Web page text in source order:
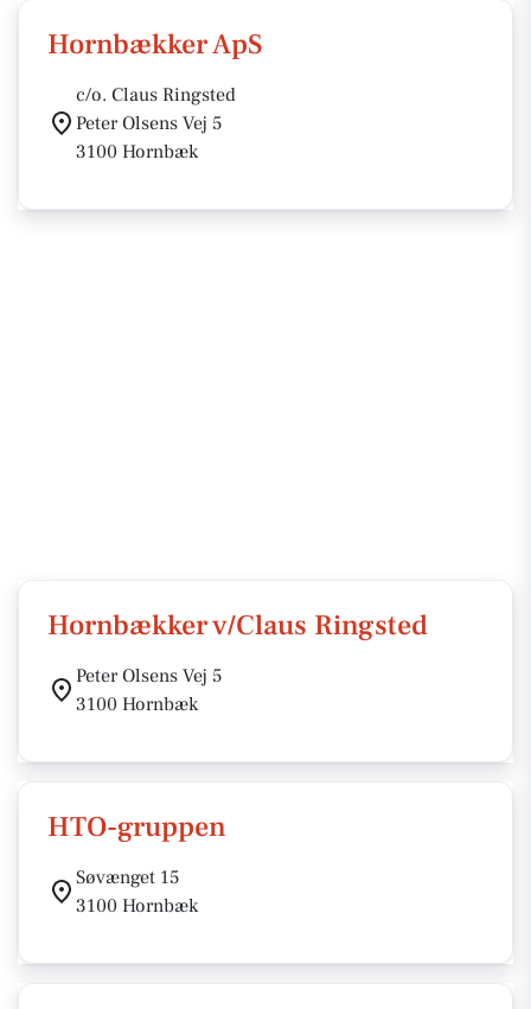
Hornbækker ApS
c/o. Claus Ringsted
Peter Olsens Vej 5
3100 Hornbæk
Hornbækker v/Claus Ringsted
Peter Olsens Vej 5
3100 Hornbæk
HTO-gruppen
Søvænget 15
3100 Hornbæk